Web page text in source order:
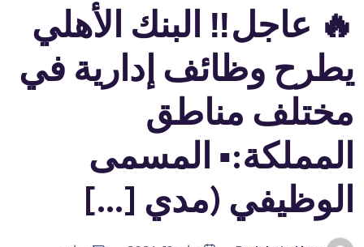
🔥 عاجل‼️ البنك الأهلي
يطرح وظائف إدارية في
مختلف مناطق
المملكة:▪️ المسمى
الوظيفي (مدي […]